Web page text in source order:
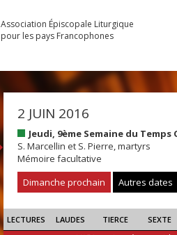
Association Épiscopale Liturgique
pour les pays Francophones
2 JUIN 2016
Jeudi, 9ème Semaine du
S. Marcellin et S. Pierre, martyrs
Mémoire facultative
Dimanche prochain
Autres dates
LECTURES LAUDES TIERCE SEXTE